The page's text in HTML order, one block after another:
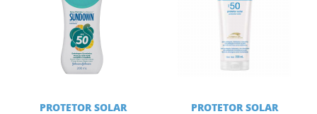
PROTETOR SOLAR PROTETOR SOLAR